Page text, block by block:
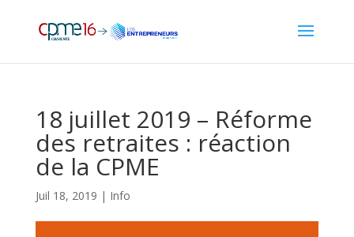
18 juillet 2019 – Réforme
des retraites : réaction
de la CPME
Juil 18, 2019 | Info